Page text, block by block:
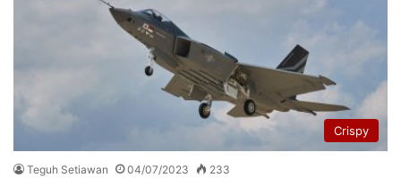
Crispy
Teguh Setiawan 04/07/2023 233